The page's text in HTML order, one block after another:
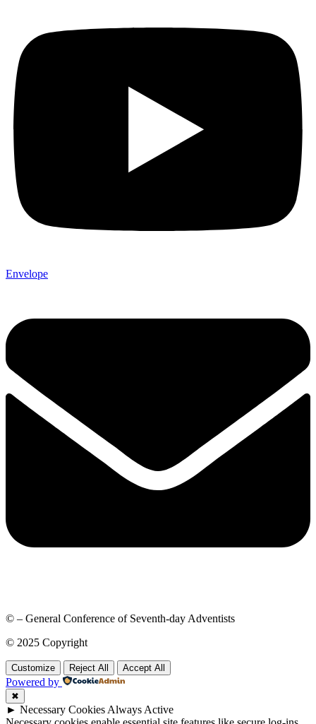
Envelope
© – General Conference of Seventh-day Adventists
© 2025 Copyright
Customize Reject All Accept All
Powered by
✖
► Necessary Cookies Always Active